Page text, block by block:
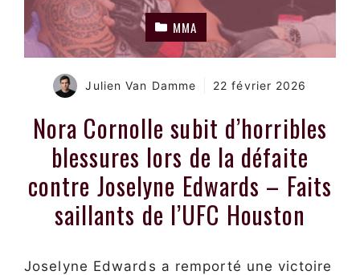
MMA
Julien Van Damme 22 février 2026
Nora Cornolle subit d’horribles
blessures lors de la défaite
contre Joselyne Edwards – Faits
saillants de l’UFC Houston
Joselyne Edwards a remporté une victoire